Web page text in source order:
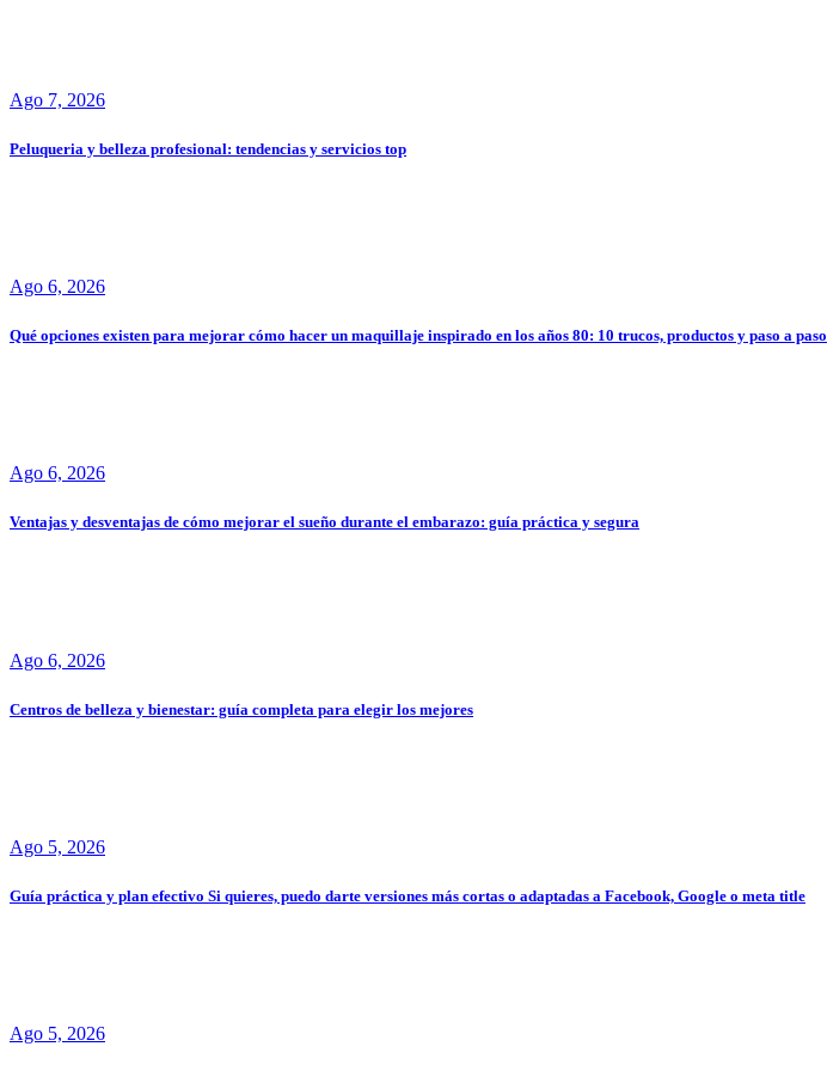
Ago 7, 2026
Peluqueria y belleza profesional: tendencias y servicios top
Ago 6, 2026
Qué opciones existen para mejorar cómo hacer un maquillaje inspirado en los años 80: 10 trucos, productos y paso a paso
Ago 6, 2026
Ventajas y desventajas de cómo mejorar el sueño durante el embarazo: guía práctica y segura
Ago 6, 2026
Centros de belleza y bienestar: guía completa para elegir los mejores
Ago 5, 2026
Guía práctica y plan efectivo Si quieres, puedo darte versiones más cortas o adaptadas a Facebook, Google o meta title
Ago 5, 2026